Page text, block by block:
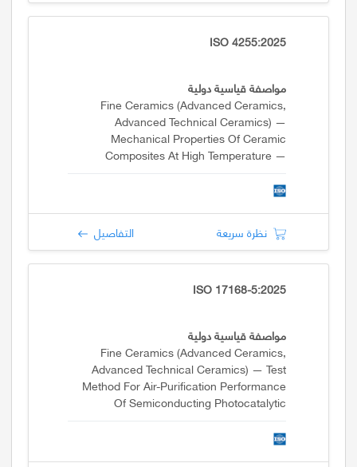
ISO 4255:2025
مواصفة قياسية دولية
Fine Ceramics (advanced Ceramics,
Advanced Technical Ceramics) —
Mechanical Properties Of Ceramic
Composites At High Temperature —
Of Tubes
نظرة سريعة التفاصيل
ISO 17168-5:2025
مواصفة قياسية دولية
Fine Ceramics (advanced Ceramics,
Advanced Technical Ceramics) — Test
Method For Air-Purification Performance
Of Semiconducting Photocatalytic
Environment — Part 5: Removal Of Methyl